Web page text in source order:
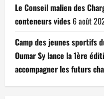
Le Conseil malien des
conteneurs vides 6 août
Camp des jeunes sportifs
Oumar Sy lance la 1ère
accompagner les futurs